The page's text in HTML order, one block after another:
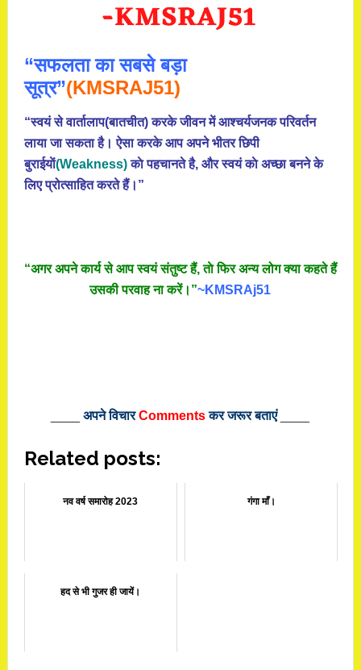
“सफलता का सबसे बड़ा
सूत्र”(KMSRAJ51)
“स्वयं से वार्तालाप(बातचीत) करके जीवन में आश्चर्यजनक परिवर्तन
लाया जा सकता है। ऐसा करके आप अपने भीतर छिपी
बुराईयाें(Weakness)काे पहचानते है, और स्वयं काे अच्छा बनने के
लिए प्रोत्साहित करते हैं।”
“अगर अपने कार्य से आप स्वयं संतुष्ट हैं, ताे फिर अन्य लोग क्या कहते हैं
उसकी परवाह ना करें।”~KMSRAj51
____अपने विचारCommentsकर जरूर बताएं____
Related posts:
नव वर्ष समारोह 2023 गंगा माँ।
हद से भी गुजर ही जायें।